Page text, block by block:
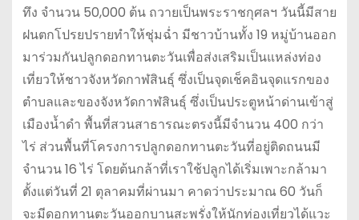
ทึง จำนวน 50,000 ต้น ถวายเป็นพระราชกุศลฯ วันนี้มีสาย
ฝนตกโปรยปรายทำให้ชุ่มฉ่ำ มีชาวบ้านทั้ง 19 หมู่บ้านออก
มาร่วมกันปลูกดอกทานตะวันเพื่อส่งเสริมเป็นแหล่งท่อง
เที่ยวให้ชาวจังหวัดกาฬสินธุ์ ซึ่งเป็นจุดเช็คอินจุดแรกของ
ตำบลและของจังหวัดกาฬสินธุ์ ซึ่งเป็นประตูหน้าด่านเข้าสู่
เมืองน้ำดำ พื้นที่สวนสาธารณะตรงนี้มีจำนวน 400 กว่า
ไร่ ส่วนพื้นที่โครงการปลูกดอกทานตะวันที่อยู่ติดถนนมี
จำนวน 16 ไร่ โดยต้นกล้าที่เราใช้ปลูกได้เริ่มเพาะกล้ามา
ตั้งแต่วันที่ 21 ตุลาคมที่ผ่านมา คาดว่าประมาณ 60 วันก็
จะมีดอกทานตะวันออกบานสะพรั่งให้นักท่องเที่ยวได้แวะ